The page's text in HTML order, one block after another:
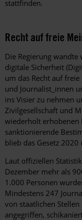
stattfinden.
Recht auf freie
Die Regierung
digitale Sicherheit
um das Recht auf
und Journalist_innen
ins Visier zu nehmen
Zivilgesellschaft und
wiederholt erhobenen
sanktionierende
blieb das Gesetz
Laut offiziellen
Dezember mehr als
1.000 Personen
Mindestens 247
von staatlichen
angegriffen,